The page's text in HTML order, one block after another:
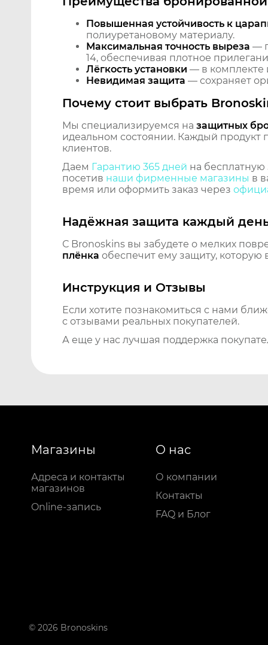
Повышенная устойчивость к
полиуретановому материалу.
Максимальная точность выреза —
14, обеспечивая плотное
Лёгкость установки — в комплекте
Невидимая защита — сохраняет
Почему стоит выбрать
Мы специализируемся на защитных
идеальном состоянии. Каждый продукт
клиентов.
Даем Гарантию 365 дней на
посетив наши фирменные магазины в
время или оформить заказ через
Надёжная защита каждый
С Bronoskins вы забудете о мелких
плёнка обеспечит ему защиту, которую
Инструкция и Отзывы
Если хотите познакомиться с нами
с отзывами реальных покупателей.
А еще у нас лучшая поддержка
Магазины
Адреса и контакты
магазинов
Online-запись
О нас
О компании
Контакты
FAQ и Блог
© 2026 Bronoskins